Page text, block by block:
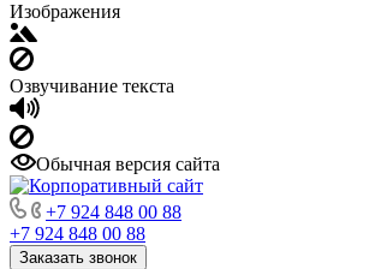
Изображения
Озвучивание текста
Обычная версия сайта
+7 924 848 00 88
+7 924 848 00 88
Заказать звонок